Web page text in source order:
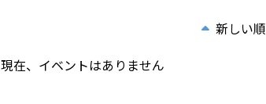
新しい順
現在、イベントはありません